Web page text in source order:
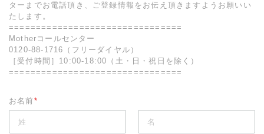
ターまでお電話頂き、ご登録情報をお伝え頂きますようお願いい
たします。
================================
Motherコールセンター
0120-88-1716 （フリーダイヤル）
［受付時間］10:00-18:00（土・日・祝日を除く）
================================
お名前 *